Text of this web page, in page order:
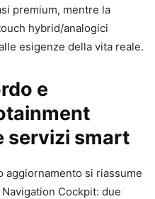
premium, mentre la
hybrid/analogici
esigenze della vita reale.
e
servizi smart
aggiornamento si riassume
Cockpit: due